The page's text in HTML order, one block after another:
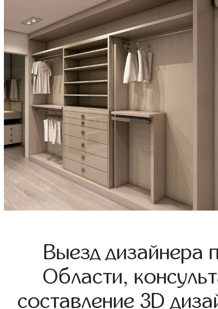
Выезд дизайнера
Области,
составление 3D